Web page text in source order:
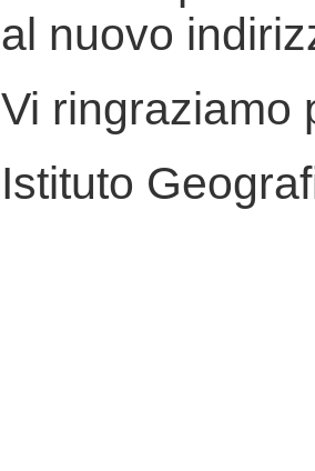
al nuovo
Vi ringraziamo
Istituto